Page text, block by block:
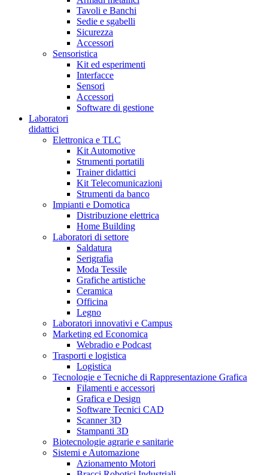
Tavoli e Banchi
Sedie e sgabelli
Sicurezza
Accessori
Sensoristica
Kit ed esperimenti
Interfacce
Sensori
Accessori
Software di gestione
Laboratori
didattici
Elettronica e TLC
Kit Automotive
Strumenti portatili
Trainer didattici
Kit Telecomunicazioni
Strumenti da banco
Impianti e Domotica
Distribuzione elettrica
Home Building
Laboratori di settore
Saldatura
Serigrafia
Moda Tessile
Grafiche artistiche
Ceramica
Officina
Legno
Laboratori innovativi e Campus
Marketing ed Economica
Webradio e Podcast
Trasporti e logistica
Logistica
Tecnologie e Tecniche di Rappresentazione Grafica
Filamenti e accessori
Grafica e Design
Software Tecnici CAD
Scanner 3D
Stampanti 3D
Biotecnologie agrarie e sanitarie
Sistemi e Automazione
Azionamento Motori